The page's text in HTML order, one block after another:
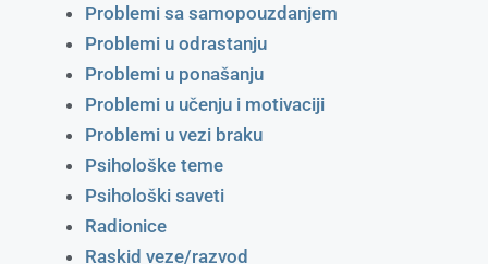
Problemi sa samopouzdanjem
Problemi u odrastanju
Problemi u ponašanju
Problemi u učenju i motivaciji
Problemi u vezi braku
Psihološke teme
Psihološki saveti
Radionice
Raskid veze/razvod